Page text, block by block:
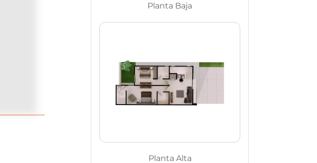
Planta Baja
Planta Alta